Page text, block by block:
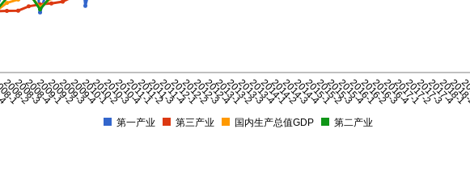
1
2008-2
2008-3
2008-4
2009-1
2009-2
2009-3
2009-4
2010-1
2010-2
2010-3
2010-4
2011-1
2011-2
2011-3
2011-4
2012-1
2012-2
2012-3
2012-4
2013-1
2013-2
2013-3
2013-4
2014-1
2014-2
2014-3
2014-4
2015-1
2015-2
2015-3
2015-4
2016-1
2016-2
2016-3
2016-4
2017-1
2017-2
2017-3
2017-4
2018-1
第一产业 第三产业 国内生产总值GDP 第二产业